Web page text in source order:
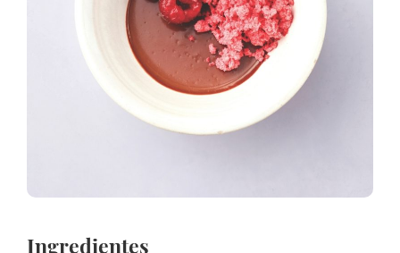
Ingredientes